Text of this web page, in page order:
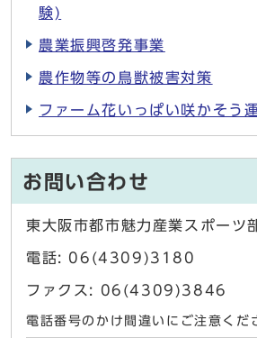
験)
農業振興啓発事業
農作物等の鳥獣被害対策
ファーム花いっぱい咲かそう
お問い合わせ
東大阪市都市魅力産業スポーツ
電話: 06(4309)3180
ファクス: 06(4309)3846
電話番号のかけ間違いにご注意くだ